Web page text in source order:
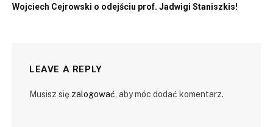
Wojciech Cejrowski o odejściu prof. Jadwigi Staniszkis!
LEAVE A REPLY
Musisz się zalogować , aby móc dodać komentarz.